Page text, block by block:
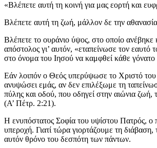
«Βλέπετε αυτή τη κοινή για μας εορτή και
Βλέπετε αυτή τη ζωή, μάλλον δε την
Βλέπετε το ουράνιο ύψος, στο οποίο
απόστολος γι’ αυτόν, «εταπείνωσε τον
στο όνομα του Ιησού να καμφθεί κάθε
Εάν λοιπόν ο Θεός υπερύψωσε το Χριστό του
ανυψώσει εμάς, αν δεν επιλέξωμε τη
πύλης και οδού, που οδηγεί στην αιώνια
(Α’ Πέτρ. 2:21).
Η ενυπόστατος Σοφία του υψίστου Πατρός, ο
υπεροχή. Γιατί τώρα γιορτάζουμε τη
αυτόν θρόνο του δεσπότη των πάντων.